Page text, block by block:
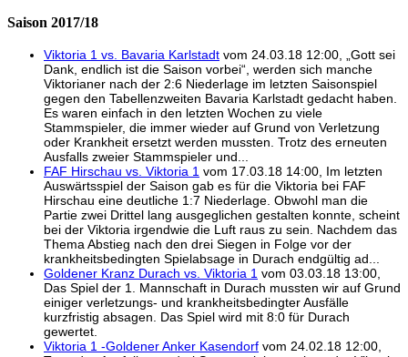
Saison 2017/18
Viktoria 1 vs. Bavaria Karlstadt vom 24.03.18 12:00, „Gott sei
Dank, endlich ist die Saison vorbei“, werden sich manche
Viktorianer nach der 2:6 Niederlage im letzten Saisonspiel
gegen den Tabellenzweiten Bavaria Karlstadt gedacht haben.
Es waren einfach in den letzten Wochen zu viele
Stammspieler, die immer wieder auf Grund von Verletzung
oder Krankheit ersetzt werden mussten. Trotz des erneuten
Ausfalls zweier Stammspieler und...
FAF Hirschau vs. Viktoria 1 vom 17.03.18 14:00, Im letzten
Auswärtsspiel der Saison gab es für die Viktoria bei FAF
Hirschau eine deutliche 1:7 Niederlage. Obwohl man die
Partie zwei Drittel lang ausgeglichen gestalten konnte, scheint
bei der Viktoria irgendwie die Luft raus zu sein. Nachdem das
Thema Abstieg nach den drei Siegen in Folge vor der
krankheitsbedingten Spielabsage in Durach endgültig ad...
Goldener Kranz Durach vs. Viktoria 1 vom 03.03.18 13:00,
Das Spiel der 1. Mannschaft in Durach mussten wir auf Grund
einiger verletzungs- und krankheitsbedingter Ausfälle
kurzfristig absagen. Das Spiel wird mit 8:0 für Durach
gewertet.
Viktoria 1 -Goldener Anker Kasendorf vom 24.02.18 12:00,